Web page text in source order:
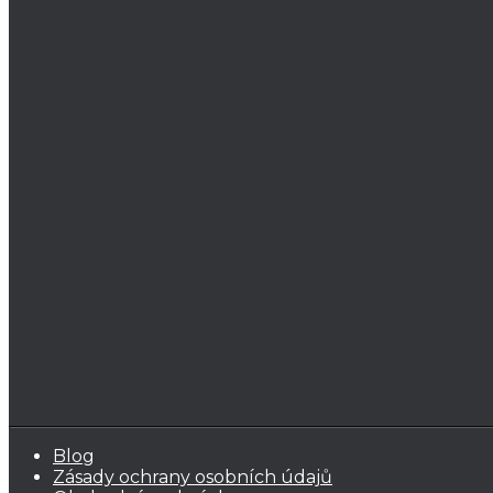
Blog
Zásady ochrany osobních údajů